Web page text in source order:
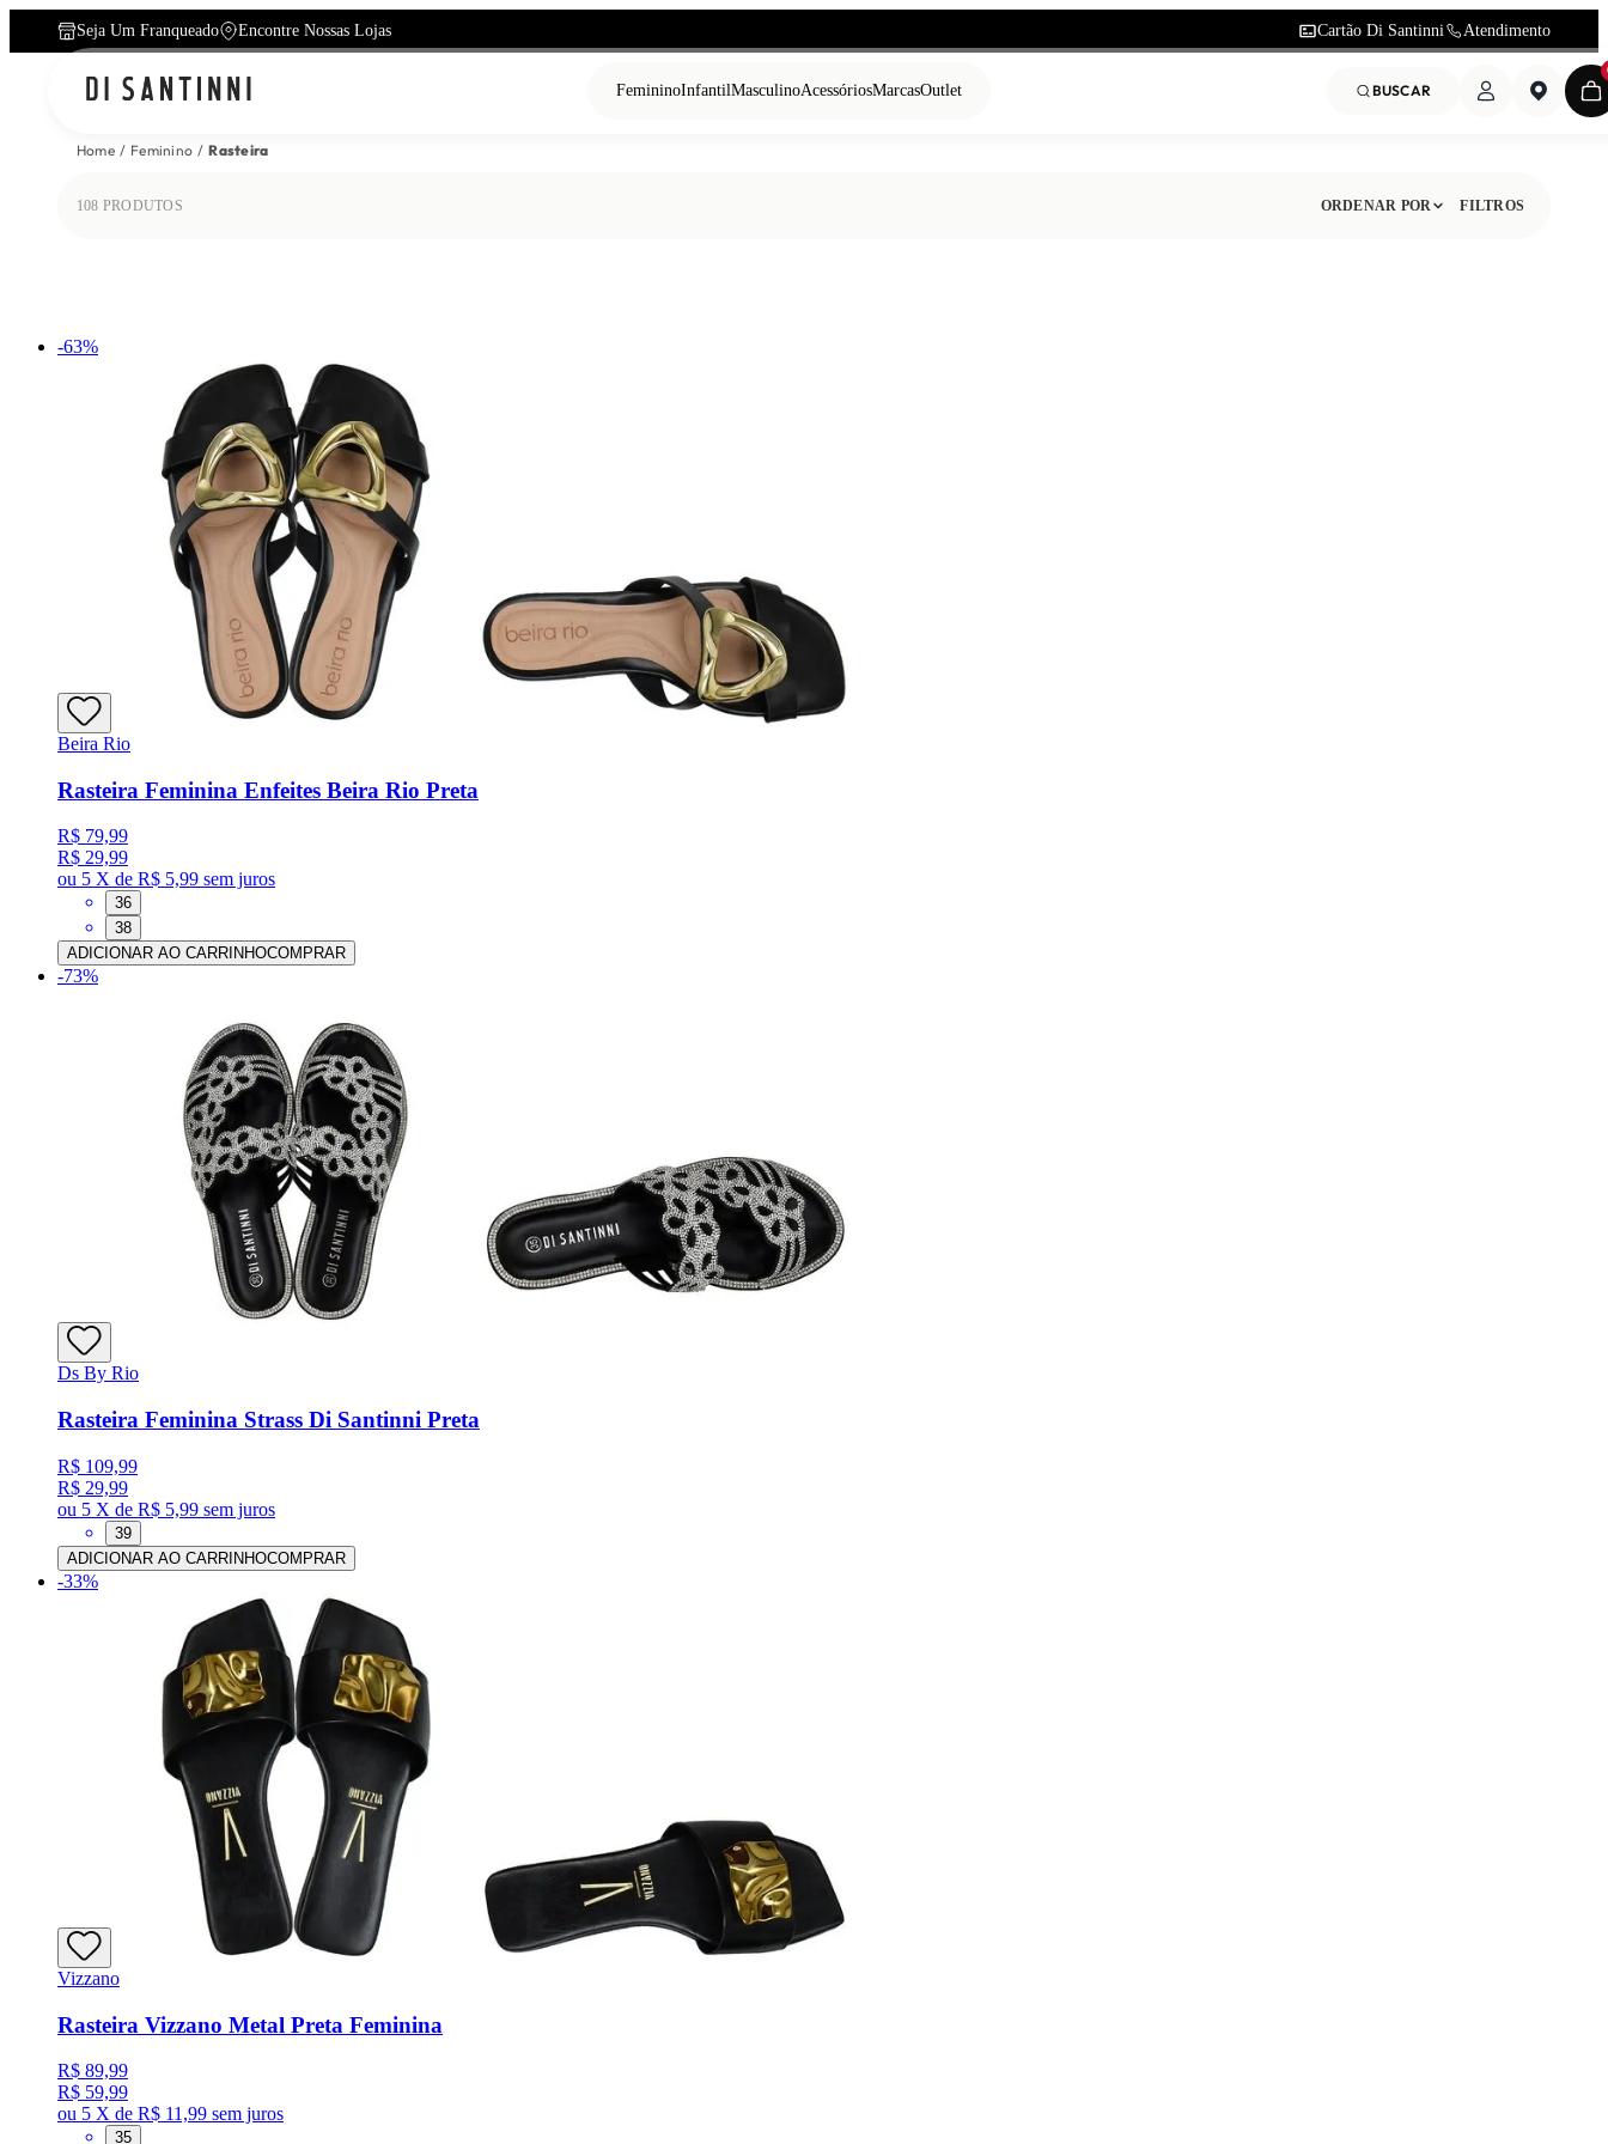
Seja Um Franqueado Encontre Nossas Lojas Cartão Di Santinni Atendimento
FemininoInfantilMasculinoAcessóriosMarcasOutlet BUSCAR
Home Feminino Rasteira
108 PRODUTOS ORDENAR POR FILTROS
-63%
Beira Rio
Rasteira Feminina Enfeites Beira Rio Preta
R$ 79,99
R$ 29,99
ou 5 X de R$ 5,99 sem juros
36
38
ADICIONAR AO CARRINHOCOMPRAR
-73%
Ds By Rio
Rasteira Feminina Strass Di Santinni Preta
R$ 109,99
R$ 29,99
ou 5 X de R$ 5,99 sem juros
39
ADICIONAR AO CARRINHOCOMPRAR
-33%
Vizzano
Rasteira Vizzano Metal Preta Feminina
R$ 89,99
R$ 59,99
ou 5 X de R$ 11,99 sem juros
35